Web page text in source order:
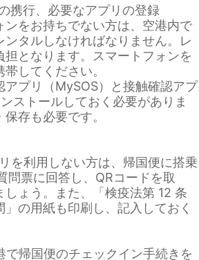
行、必要なアプリの登録
ンをお持ちでない方は、空港内で
ンタルしなければなりません。レ
担となります。スマートフォンを
してください。
アプリ（MySOS）と接触確認アプ
ストールしておく必要がありま
存も必要です。
を利用しない方は、帰国便に搭乗
問票に回答し、QRコードを取
ょう。また、「検疫法第 12 条
の用紙も印刷し、記入しておく
で帰国便のチェックイン手続きを